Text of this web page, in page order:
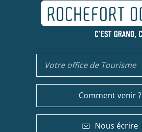
Votre office de Tourisme
Comment venir ?
Nous écrire